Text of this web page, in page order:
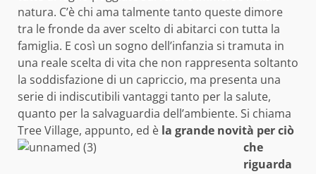
natura. C’è chi ama talmente tanto queste dimore
tra le fronde da aver scelto di abitarci con tutta la
famiglia. E così un sogno dell’infanzia si tramuta in
una reale scelta di vita che non rappresenta soltanto
la soddisfazione di un capriccio, ma presenta una
serie di indiscutibili vantaggi tanto per la salute,
quanto per la salvaguardia dell’ambiente. Si chiama
Tree Village, appunto, ed è la grande novità per ciò
che
riguarda